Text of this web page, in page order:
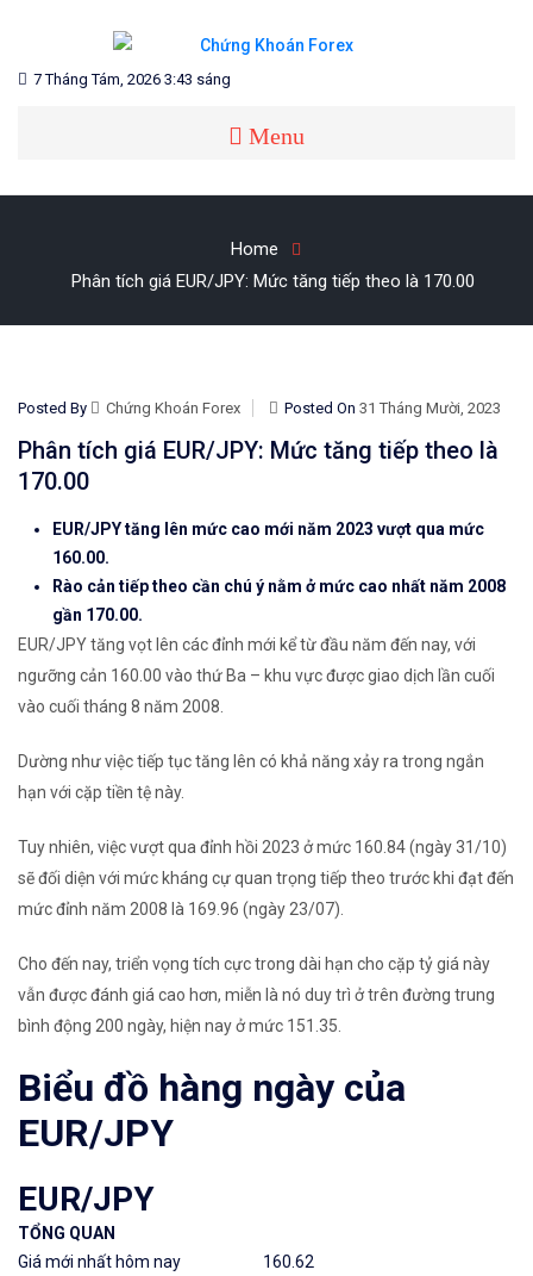
content
CHỨNG KHOÁN FOREX
Blog chia sẻ về Chứng Khoán và Forex
7 Tháng Tám, 2026 3:43 sáng
Menu
Home
Phân tích giá EUR/JPY: Mức tăng tiếp theo là 170.00
Posted By Chứng Khoán Forex Posted On 31 Tháng Mười, 2023
Phân tích giá EUR/JPY: Mức tăng tiếp theo là
170.00
EUR/JPY tăng lên mức cao mới năm 2023 vượt qua mức
160.00.
Rào cản tiếp theo cần chú ý nằm ở mức cao nhất năm 2008
gần 170.00.
EUR/JPY tăng vọt lên các đỉnh mới kể từ đầu năm đến nay, với
ngưỡng cản 160.00 vào thứ Ba – khu vực được giao dịch lần cuối
vào cuối tháng 8 năm 2008.
Dường như việc tiếp tục tăng lên có khả năng xảy ra trong ngắn
hạn với cặp tiền tệ này.
Tuy nhiên, việc vượt qua đỉnh hồi 2023 ở mức 160.84 (ngày 31/10)
sẽ đối diện với mức kháng cự quan trọng tiếp theo trước khi đạt đến
mức đỉnh năm 2008 là 169.96 (ngày 23/07).
Cho đến nay, triển vọng tích cực trong dài hạn cho cặp tỷ giá này
vẫn được đánh giá cao hơn, miễn là nó duy trì ở trên đường trung
bình động 200 ngày, hiện nay ở mức 151.35.
Biểu đồ hàng ngày của
EUR/JPY
EUR/JPY
TỔNG QUAN
Giá mới nhất hôm nay
160.62